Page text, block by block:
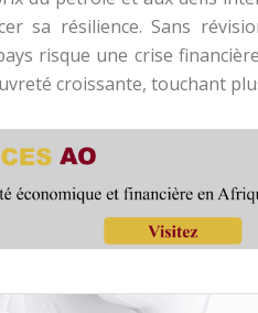
sa résilience. Sans
risque une crise
croissante, touchant